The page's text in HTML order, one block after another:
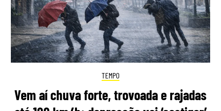
TEMPO
Vem aí chuva forte, trovoada e rajadas